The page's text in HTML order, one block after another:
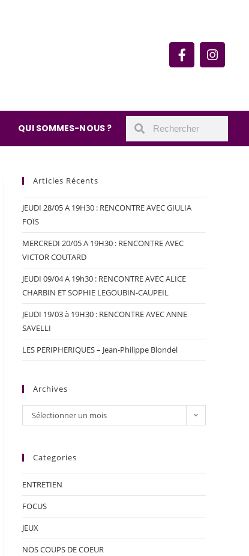
QUI SOMMES-NOUS ?
Articles Récents
JEUDI 28/05 A 19H30 : RENCONTRE AVEC GIULIA
FOÏS
MERCREDI 20/05 A 19H30 : RENCONTRE AVEC
VICTOR COUTARD
JEUDI 09/04 A 19h30 : RENCONTRE AVEC ALICE
CHARBIN ET SOPHIE LEGOUBIN-CAUPEIL
JEUDI 19/03 à 19H30 : RENCONTRE AVEC ANNE
SAVELLI
LES PERIPHERIQUES – Jean-Philippe Blondel
Archives
Sélectionner un mois
Categories
ENTRETIEN
FOCUS
JEUX
NOS COUPS DE COEUR